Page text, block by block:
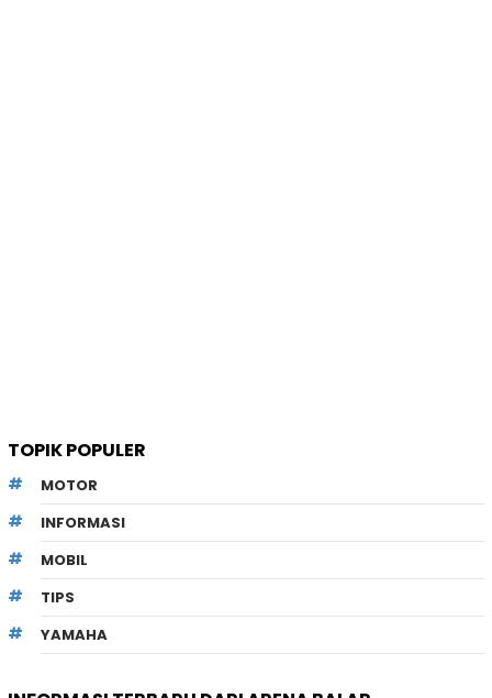
TOPIK POPULER
MOTOR
INFORMASI
MOBIL
TIPS
YAMAHA